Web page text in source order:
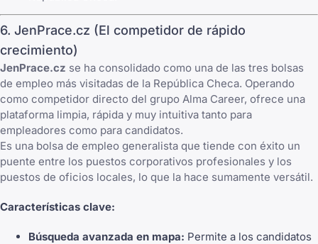
6. JenPrace.cz (El competidor de rápido
crecimiento)
JenPrace.cz se ha consolidado como una de las tres bolsas
de empleo más visitadas de la República Checa. Operando
como competidor directo del grupo Alma Career, ofrece una
plataforma limpia, rápida y muy intuitiva tanto para
empleadores como para candidatos.
Es una bolsa de empleo generalista que tiende con éxito un
puente entre los puestos corporativos profesionales y los
puestos de oficios locales, lo que la hace sumamente versátil.
Características clave:
Búsqueda avanzada en mapa: Permite a los candidatos